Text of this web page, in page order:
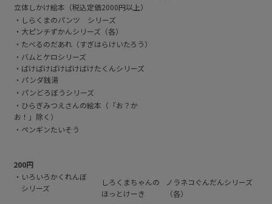
立体しかけ絵本（税込定価2000円以上）
・しらくまのパンツ シリーズ
・大ピンチずかんシリーズ（各）
・たべるのだあれ（すぎはらけいたろう）
・バムとケロシリーズ
・ばけばけばけばけばけたくんシリーズ
・パンダ銭湯
・パンどろぼうシリーズ
・ひらぎみつえさんの絵本（「お？か
お！」除く）
・ペンギンたいそう
200円
・いろいろかくれんぼ
シリーズ
しろくまちゃんの
ほっとけーき
ノラネコぐんだんシリーズ
（各）